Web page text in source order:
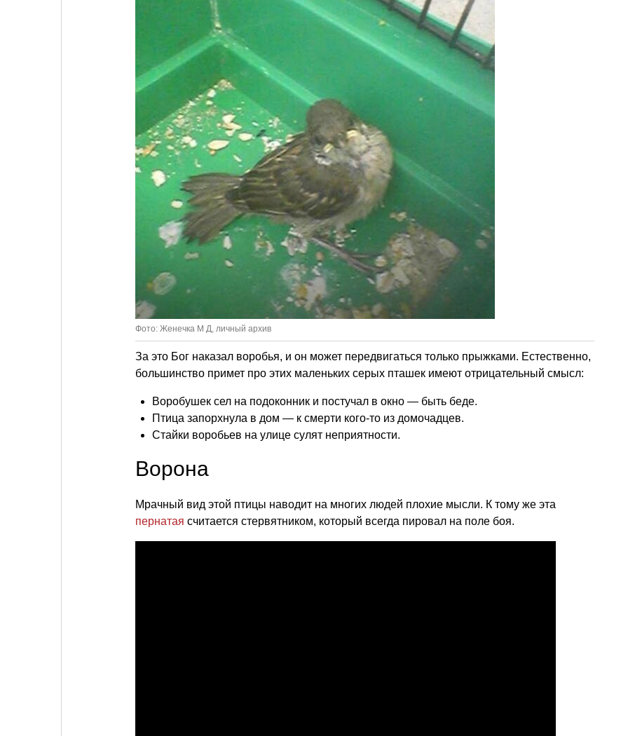
Фото: Женечка М Д, личный архив
За это Бог наказал воробья, и он может передвигаться только прыжками. Естественно,
большинство примет про этих маленьких серых пташек имеют отрицательный смысл:
Воробушек сел на подоконник и постучал в окно — быть беде.
Птица запорхнула в дом — к смерти кого-то из домочадцев.
Стайки воробьев на улице сулят неприятности.
Ворона
Мрачный вид этой птицы наводит на многих людей плохие мысли. К тому же эта
пернатая считается стервятником, который всегда пировал на поле боя.